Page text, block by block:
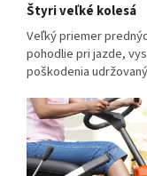
Štyri veľké kolesá
Veľký priemer
pohodlie pri jazde,
poškodenia